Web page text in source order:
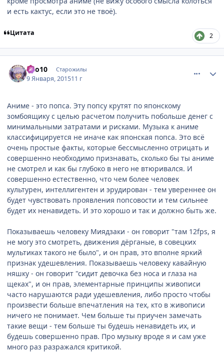
и есть кактус, если это не твоё).
Цитата 2
hao10 Старожилы
9 Января, 201511 г
Аниме - это попса. Эту попсу крутят по японскому
зомбоящику с целью расчетом получить побольше денег с
минимальными затратами и рисками. Музыка к аниме
классифицируется не иначе как японская попса. Это всё
очень простые факты, которые бессмысленно отрицать и
совершенно необходимо признавать, сколько бы ты аниме
не смотрел и как бы глубоко в него не втюривался. И
совершенно естественно, что чем более человек
культурен, интеллигентен и эрудирован - тем увереннее он
будет чувствовать проявления попсовости и тем сильнее
будет их ненавидеть. И это хорошо и так и должно быть же.
Показываешь человеку Миядзаки - он говорит "там 12fps, я
не могу это смотреть, движения дёрганые, в совецких
мультиках такого не было", и он прав, это вполне яркий
признак удешевления. Показываешь человеку кавайную
няшку - он говорит "сидит девочка без носа и глаза на
щеках", и он прав, элементарные принципы живописи
часто нарушаются ради удешевления, либо просто чтобы
произвести больше впечатления на тех, кто в живописи
ничего не понимает. Чем больше ты приучен замечать
такие вещи - тем больше ты будешь ненавидеть их, и
будешь совершенно прав. Про музыку вроде я и сам уже
много раз разражался критикой.